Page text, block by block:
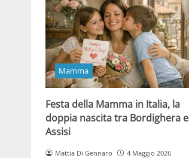
Mamma
Festa della Mamma in Italia, la
doppia nascita tra Bordighera e
Assisi
Mattia Di Gennaro 4 Maggio 2026